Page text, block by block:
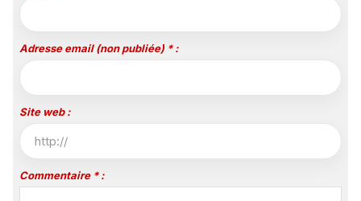
Adresse email (non publiée) * :
Site web :
Commentaire * :